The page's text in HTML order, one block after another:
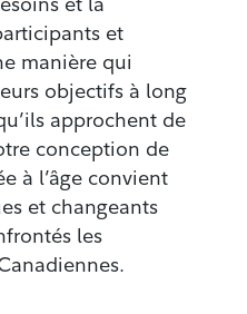
et
manière qui
objectifs à long
approchent de
conception de
à l’âge convient
et changeants
les